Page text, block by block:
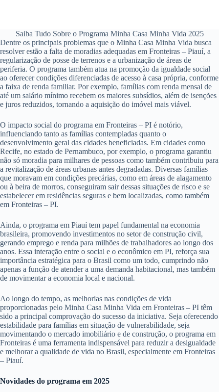
Saiba Tudo Sobre o Programa Minha Casa Minha Vida 2025
Dentre os principais problemas que o Minha Casa Minha Vida busca
resolver estão a falta de moradias adequadas em Fronteiras – Piauí, a
regularização de posse de terrenos e a urbanização de áreas de
periferia. O programa também atua na promoção da igualdade social
ao oferecer condições diferenciadas de acesso à casa própria, conforme
a faixa de renda familiar. Por exemplo, famílias com renda mensal de
até um salário mínimo recebem os maiores subsídios, além de isenções
e juros reduzidos, tornando a aquisição do imóvel mais viável.
O impacto social do programa em Fronteiras – PI é notório,
influenciando tanto as famílias contempladas quanto o
desenvolvimento geral das cidades beneficiadas. Em cidades como
Recife, no estado de Pernambuco, por exemplo, o programa garantiu
não só moradia para milhares de pessoas como também contribuiu para
a revitalização de áreas urbanas antes degradadas. Diversas famílias
que moravam em condições precárias, como em áreas de alagamento
ou à beira de morros, conseguiram sair dessas situações de risco e se
estabelecer em residências seguras e bem localizadas, como também
em Fronteiras – PI.
Ainda, o programa em Piauí tem papel fundamental na economia
brasileira, promovendo investimentos no setor de construção civil,
gerando emprego e renda para milhões de trabalhadores ao longo dos
anos. Essa interação entre o social e o econômico em PI, reforça sua
importância estratégica para o Brasil como um todo, cumprindo não
apenas a função de atender a uma demanda habitacional, mas também
de movimentar a economia local e nacional.
Ao longo do tempo, as melhorias nas condições de vida
proporcionadas pelo Minha Casa Minha Vida em Fronteiras – PI têm
sido a principal comprovação do sucesso da iniciativa. Seja oferecendo
estabilidade para famílias em situação de vulnerabilidade, seja
movimentando o mercado imobiliário e de construção, o programa em
Fronteiras é uma ferramenta indispensável para reduzir a desigualdade
e melhorar a qualidade de vida no Brasil, especialmente em Fronteiras
– Piauí.
Novidades do programa em 2025